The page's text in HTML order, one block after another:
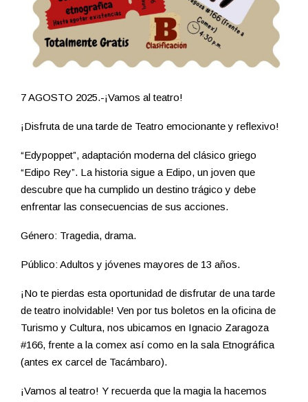
7 AGOSTO 2025.-¡Vamos al teatro!
¡Disfruta de una tarde de Teatro emocionante y reflexivo!
“Edypoppet”, adaptación moderna del clásico griego
“Edipo Rey”. La historia sigue a Edipo, un joven que
descubre que ha cumplido un destino trágico y debe
enfrentar las consecuencias de sus acciones.
Género: Tragedia, drama.
Público: Adultos y jóvenes mayores de 13 años.
¡No te pierdas esta oportunidad de disfrutar de una tarde
de teatro inolvidable! Ven por tus boletos en la oficina de
Turismo y Cultura, nos ubicamos en Ignacio Zaragoza
#166, frente a la comex así como en la sala Etnográfica
(antes ex carcel de Tacámbaro).
¡Vamos al teatro! Y recuerda que la magia la hacemos